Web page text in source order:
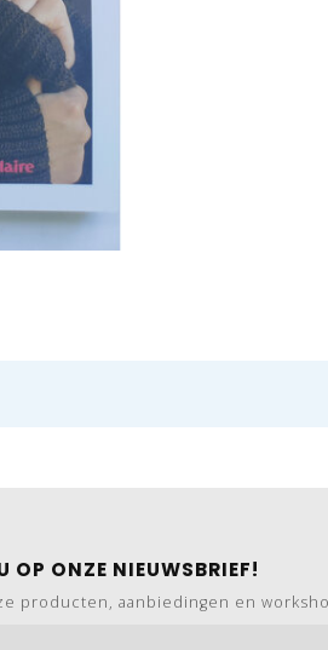
OP ONZE NIEUWSBRIEF!
producten, aanbiedingen en